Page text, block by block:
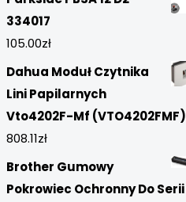
334017
105.00zł
Dahua Moduł Czytnika
Lini Papilarnych
Vto4202F-Mf (VTO4202FMF)
808.11zł
Brother Gumowy
Pokrowiec Ochronny Do Serii